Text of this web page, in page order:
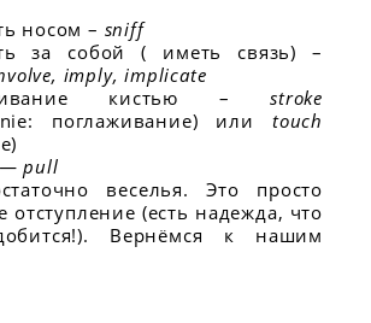
носом – sniff
за собой ( иметь связь) –
imply, implicate
кистью –stroke
поглаживание) или touch
—pull
веселья. Это просто
отступление (есть надежда, что
Вернёмся к нашим